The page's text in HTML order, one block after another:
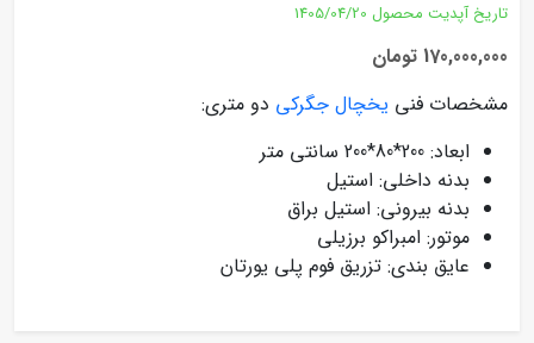
تاریخ آپدیت محصول 1405/04/20
170,000,000 تومان
مشخصات فنی یخچال جگرکی دو متری:
ابعاد: 200*80*200 سانتی متر
بدنه داخلی: استیل
بدنه بیرونی: استیل براق
موتور: امبراکو برزیلی
عایق بندی: تزریق فوم پلی یورتان